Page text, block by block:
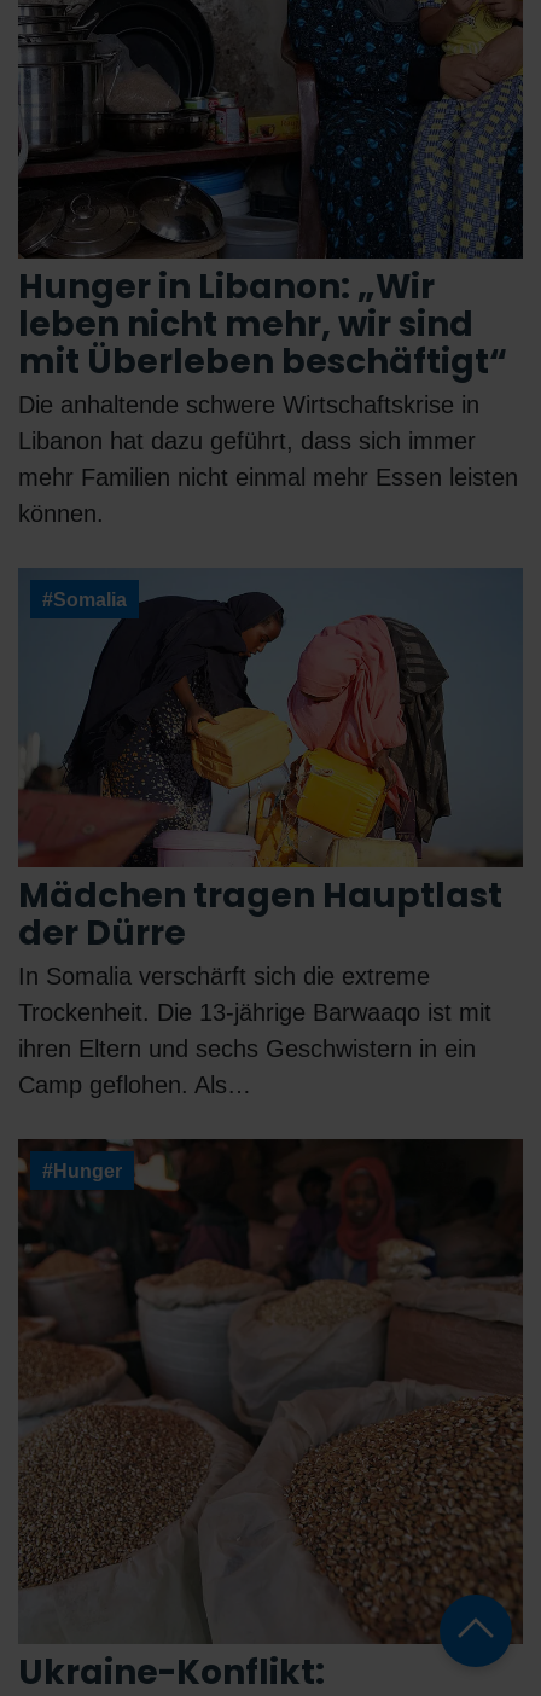
Hunger in Libanon: „Wir
leben nicht mehr, wir sind
mit Überleben beschäftigt“
Die anhaltende schwere Wirtschaftskrise in
Libanon hat dazu geführt, dass sich immer
mehr Familien nicht einmal mehr Essen leisten
können.
#Somalia
Mädchen tragen Hauptlast
der Dürre
In Somalia verschärft sich die extreme
Trockenheit. Die 13-jährige Barwaaqo ist mit
ihren Eltern und sechs Geschwistern in ein
Camp geflohen. Als…
#Hunger
Ukraine-Konflikt: